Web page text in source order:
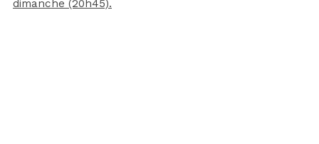
dimanche (20h45).